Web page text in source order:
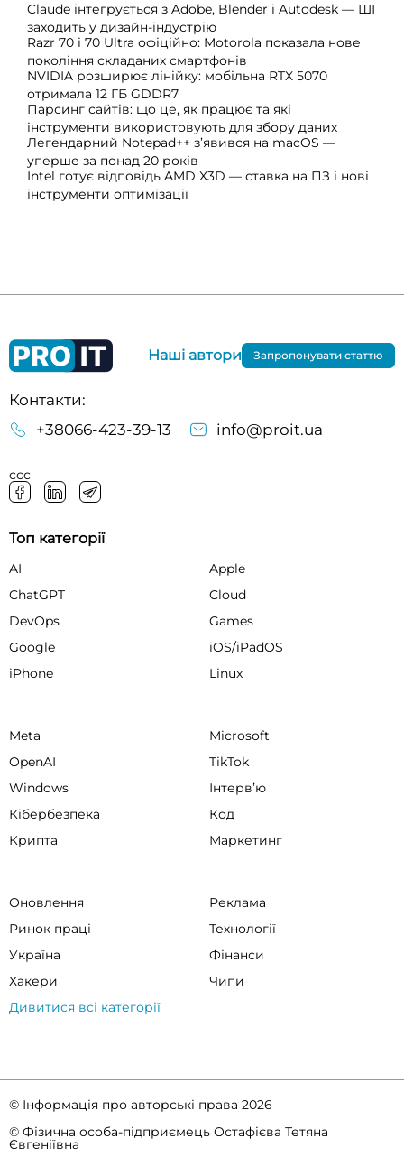
Claude інтегрується з Adobe, Blender і Autodesk — ШІ
заходить у дизайн-індустрію
Razr 70 і 70 Ultra офіційно: Motorola показала нове
покоління складаних смартфонів
NVIDIA розширює лінійку: мобільна RTX 5070
отримала 12 ГБ GDDR7
Парсинг сайтів: що це, як працює та які
інструменти використовують для збору даних
Легендарний Notepad++ з’явився на macOS —
уперше за понад 20 років
Intel готує відповідь AMD X3D — ставка на ПЗ і нові
інструменти оптимізації
Контакти:
+38066-423-39-13
info@proit.ua
ссс
Наші автори Запропонувати статтю
Топ категорії
AI
Apple
ChatGPT
Cloud
DevOps
Games
Google
iOS/iPadOS
iPhone
Linux
Meta
Microsoft
OpenAI
TikTok
Windows
Інтервʼю
Кібербезпека
Код
Крипта
Маркетинг
Оновлення
Реклама
Ринок праці
Технології
Україна
Фінанси
Хакери
Чипи
Дивитися всі категорії
© Інформація про авторські права 2026
© Фізична особа-підприємець Остафієва Тетяна
Євгеніївна